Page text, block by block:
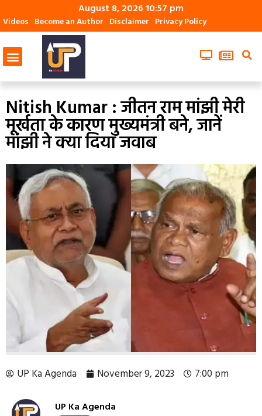
August 8, 2026 10:57 pm
Videos Become an Author Disclaimer Privacy Policy
Nitish Kumar : जीतन राम मांझी मेरी
मूर्खता के कारण मुख्यमंत्री बने, जानें
मांझी ने क्या दिया जवाब
UP Ka Agenda November 9, 2023 7:00 pm
UP Ka Agenda